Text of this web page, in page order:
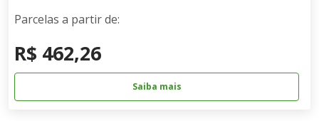
Parcelas a partir de:
R$ 462,26
Saiba mais